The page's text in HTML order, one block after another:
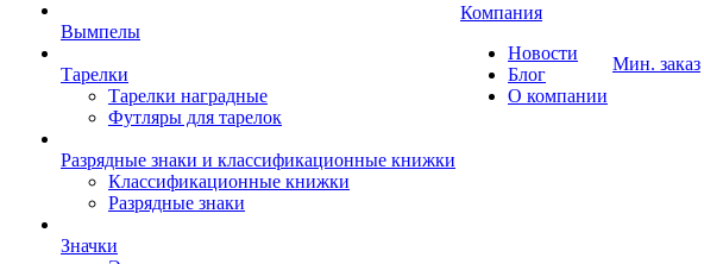
Вымпелы
Тарелки
Тарелки наградные
Футляры для тарелок
Разрядные знаки и классификационные книжки
Классификационные книжки
Разрядные знаки
Значки
Компания
Новости
Блог
О компании
Мин. заказ